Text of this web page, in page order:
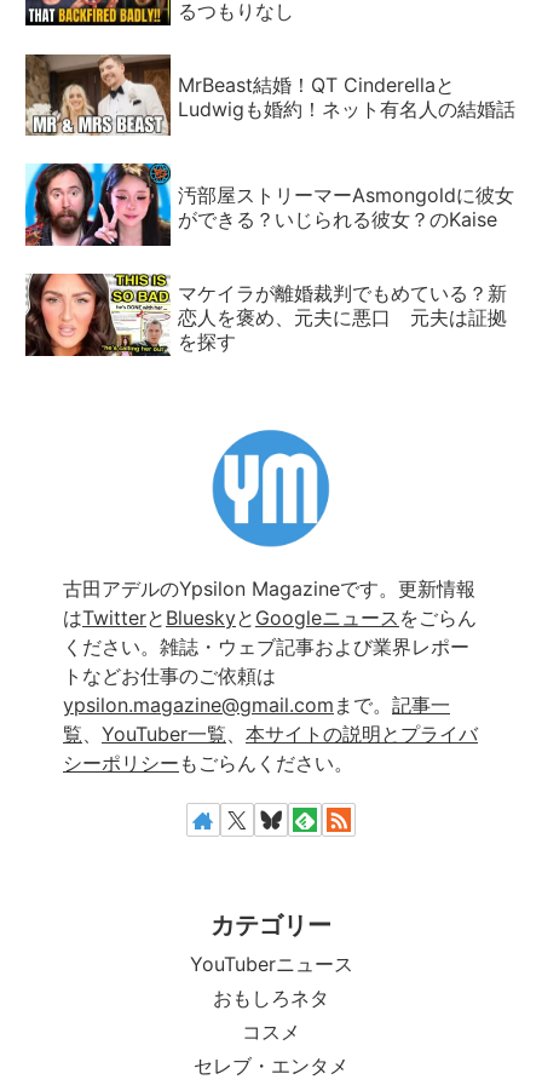
るつもりなし
MrBeast結婚！QT Cinderellaと
Ludwigも婚約！ネット有名人の結婚話
汚部屋ストリーマーAsmongoldに彼女
ができる？いじられる彼女？のKaise
マケイラが離婚裁判でもめている？新
恋人を褒め、元夫に悪口 元夫は証拠
を探す
古田アデルのYpsilon Magazineです。更新情報
はTwitterと Blueskyと Googleニュース をごらん
ください。雑誌・ウェブ記事および業界レポー
トなどお仕事のご依頼は
ypsilon.magazine@gmail.com まで。 記事一
覧、 YouTuber一覧、 本サイトの説明とプライバ
シーポリシー もごらんください。
カテゴリー
YouTuberニュース
おもしろネタ
コスメ
セレブ・エンタメ